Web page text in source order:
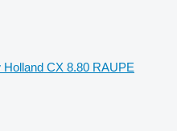
Holland CX 8.80 RAUPE